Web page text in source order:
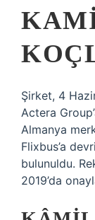
Şirket, 4
Actera
Almanya
Flixbus’a
bulunuldu.
2019’da